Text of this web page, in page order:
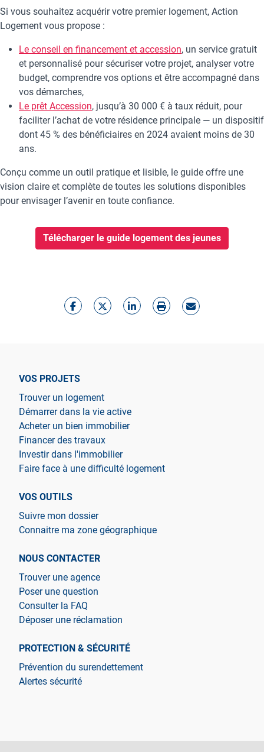
Si vous souhaitez acquérir votre premier logement, Action
Logement vous propose :
Le conseil en financement et accession, un service gratuit
et personnalisé pour sécuriser votre projet, analyser votre
budget, comprendre vos options et être accompagné dans
vos démarches,
Le prêt Accession, jusqu’à 30 000 € à taux réduit, pour
faciliter l’achat de votre résidence principale — un dispositif
dont 45 % des bénéficiaires en 2024 avaient moins de 30
ans.
Conçu comme un outil pratique et lisible, le guide offre une
vision claire et complète de toutes les solutions disponibles
pour envisager l’avenir en toute confiance.
Télécharger le guide logement des jeunes
VOS PROJETS
Trouver un logement
Démarrer dans la vie active
Acheter un bien immobilier
Financer des travaux
Investir dans l'immobilier
Faire face à une difficulté logement
VOS OUTILS
Suivre mon dossier
Connaitre ma zone géographique
NOUS CONTACTER
Trouver une agence
Poser une question
Consulter la FAQ
Déposer une réclamation
PROTECTION & SÉCURITÉ
Prévention du surendettement
Alertes sécurité